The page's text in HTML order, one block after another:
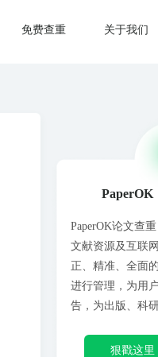
免费查重 关于我们
PaperOK
PaperOK论文查
文献资源及互联
正、精准、全面
进行管理，为用
告，为出版、科
狠戳这里